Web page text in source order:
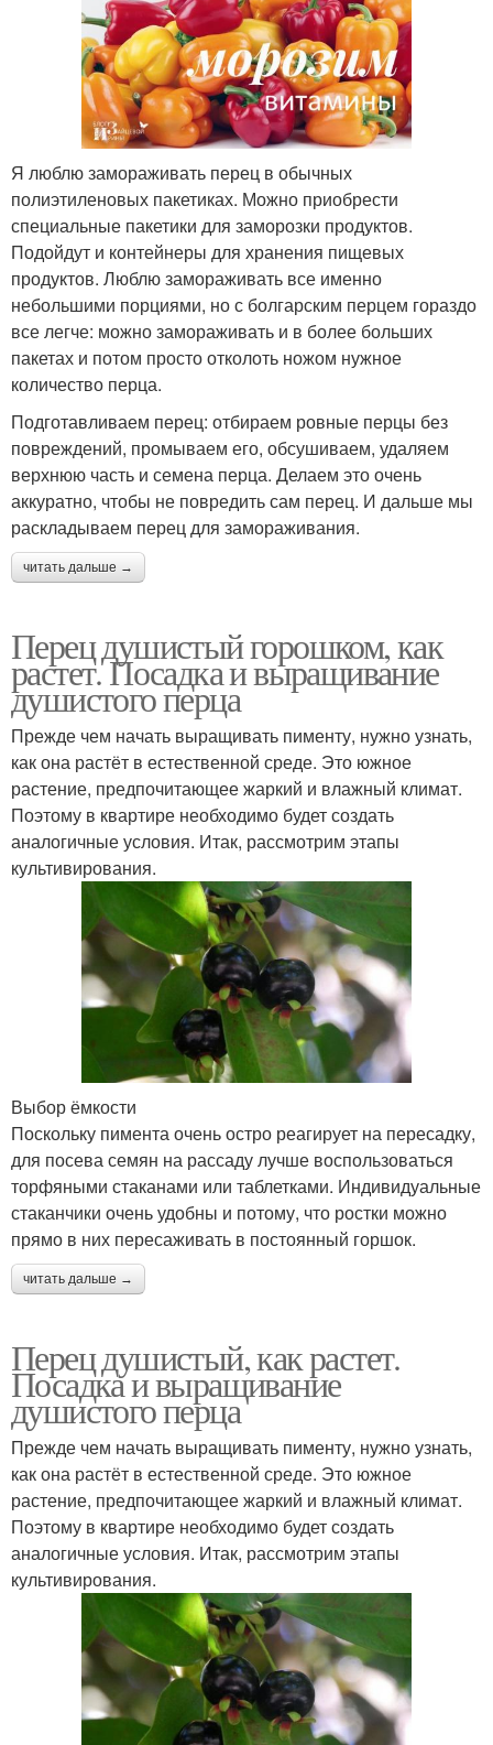
Я люблю замораживать перец в обычных
полиэтиленовых пакетиках. Можно приобрести
специальные пакетики для заморозки продуктов.
Подойдут и контейнеры для хранения пищевых
продуктов. Люблю замораживать все именно
небольшими порциями, но с болгарским перцем гораздо
все легче: можно замораживать и в более больших
пакетах и потом просто отколоть ножом нужное
количество перца.
Подготавливаем перец: отбираем ровные перцы без
повреждений, промываем его, обсушиваем, удаляем
верхнюю часть и семена перца. Делаем это очень
аккуратно, чтобы не повредить сам перец. И дальше мы
раскладываем перец для замораживания.
читать дальше →
Перец душистый горошком, как
растет. Посадка и выращивание
душистого перца
Прежде чем начать выращивать пименту, нужно узнать,
как она растёт в естественной среде. Это южное
растение, предпочитающее жаркий и влажный климат.
Поэтому в квартире необходимо будет создать
аналогичные условия. Итак, рассмотрим этапы
культивирования.
Выбор ёмкости
Поскольку пимента очень остро реагирует на пересадку,
для посева семян на рассаду лучше воспользоваться
торфяными стаканами или таблетками. Индивидуальные
стаканчики очень удобны и потому, что ростки можно
прямо в них пересаживать в постоянный горшок.
читать дальше →
Перец душистый, как растет.
Посадка и выращивание
душистого перца
Прежде чем начать выращивать пименту, нужно узнать,
как она растёт в естественной среде. Это южное
растение, предпочитающее жаркий и влажный климат.
Поэтому в квартире необходимо будет создать
аналогичные условия. Итак, рассмотрим этапы
культивирования.